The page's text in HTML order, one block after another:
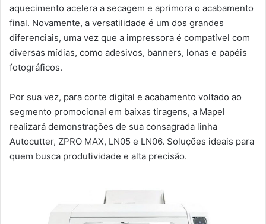
aquecimento acelera a secagem e aprimora o acabamento
final. Novamente, a versatilidade é um dos grandes
diferenciais, uma vez que a impressora é compatível com
diversas mídias, como adesivos, banners, lonas e papéis
fotográficos.
Por sua vez, para corte digital e acabamento voltado ao
segmento promocional em baixas tiragens, a Mapel
realizará demonstrações de sua consagrada linha
Autocutter, ZPRO MAX, LN05 e LN06. Soluções ideais para
quem busca produtividade e alta precisão.